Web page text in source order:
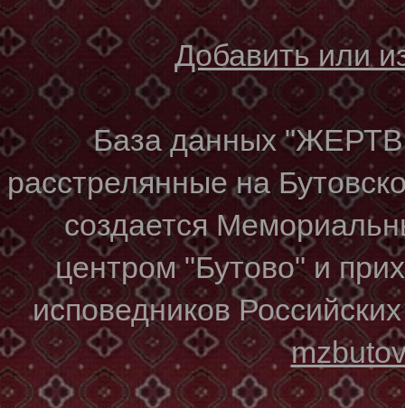
Добавить или
База данных
расстрелянные на
создается
центром "Бутово" и
исповедников